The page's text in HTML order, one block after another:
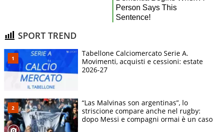
SPORT TREND
Tabellone Calciomercato Serie A.
Movimenti, acquisti e cessioni: estate
2026-27
“Las Malvinas son argentinas”, lo
striscione compare anche nel rugby:
dopo Messi e compagni ormai è un caso